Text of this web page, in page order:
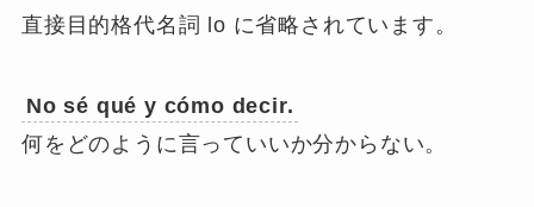
直接目的格代名詞 lo に省略されています。
Nosé qué y cómo decir.
何をどのように言っていいか分からない。